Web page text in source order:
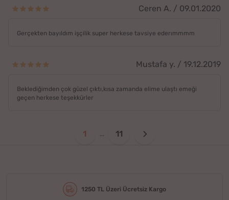
Ceren A. / 09.01.2020
Gerçekten bayıldım işçilik super herkese tavsiye ederımmmm
Mustafa y. / 19.12.2019
Beklediğimden çok güzel çıktı,kısa zamanda elime ulaştı emeği
geçen herkese teşekkürler
1 11
1250 TL Üzeri Ücretsiz Kargo